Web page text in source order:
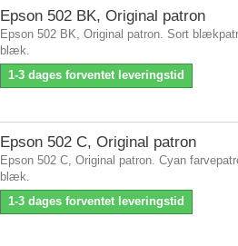
Epson 502 BK, Original patron
Epson 502 BK, Original patron. Sort
blæk.
1-3 dages forventet leveringstid
Epson 502 C, Original patron
Epson 502 C, Original patron. Cyan
blæk.
1-3 dages forventet leveringstid